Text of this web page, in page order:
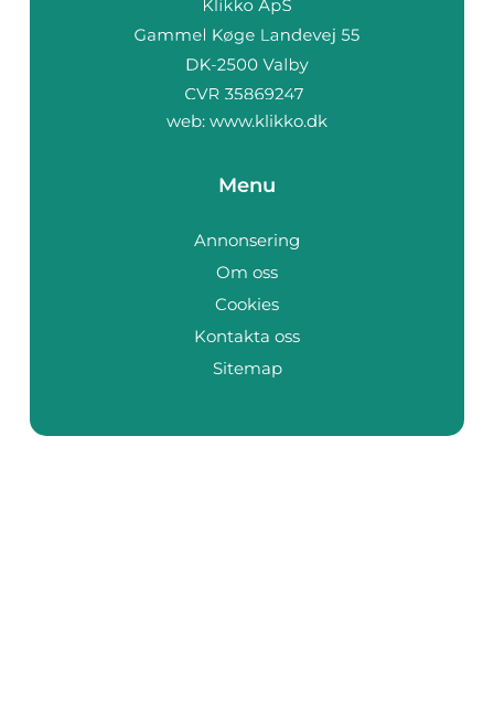
web: www.klikko.dk
Menu
Annonsering
Om oss
Cookies
Kontakta oss
Sitemap